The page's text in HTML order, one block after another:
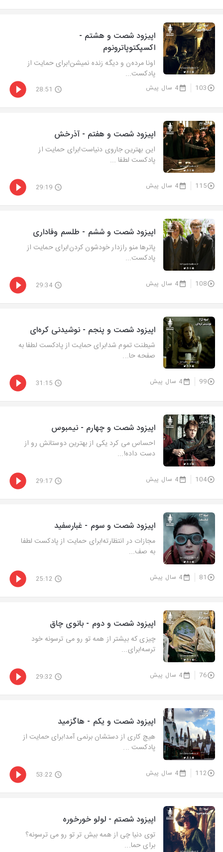
اپیزود شصت و هشتم -
اکسپکتوپاترونوم
اونا مرده‌ن و دیگه زنده نمیشن!برای حمایت از
پادکست...
103 4 سال پیش 28:51
اپیزود شصت و هفتم - آذرخش
این بهترین جاروی دنیاست!برای حمایت از
پادکست لطفا ...
115 4 سال پیش 29:19
اپیزود شصت و ششم - طلسم وفاداری
پاترها منو رازدار خودشون کردن!برای حمایت از
پادکست...
108 4 سال پیش 29:34
اپیزود شصت و پنجم - نوشیدنی کره‌ای
شیطنت تموم شد!برای حمایت از پادکست لطفا به
صفحه حا...
99 4 سال پیش 31:15
اپیزود شصت و چهارم - نیمبوس
احساس می کرد یکی از بهترین دوستانش رو از
دست داده!...
104 4 سال پیش 29:17
اپیزود شصت و سوم - غبارسفید
مجازات در انتظارته!برای حمایت از پادکست لطفا
به صف...
81 4 سال پیش 25:12
اپیزود شصت و دوم - بانوی چاق
چیزی که بیشتر از همه تو رو می ترسونه خود
ترسه!برای...
76 4 سال پیش 29:32
اپیزود شصت و یکم - هاگزمید
هیچ کاری از دستشان برنمی آمد!برای حمایت از
پادکست ...
112 4 سال پیش 53:22
اپیزود شصتم - لولو خورخوره
توی دنیا چی از همه بیش تر تو رو می ترسونه؟
برای حما...